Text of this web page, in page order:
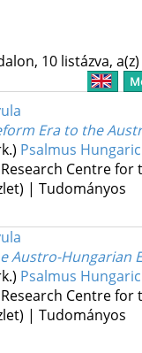
10 listázva,
Era to the
Psalmus
Research Centre for
| Tudományos
Austro-Hungarian
Psalmus
Research Centre for
| Tudományos